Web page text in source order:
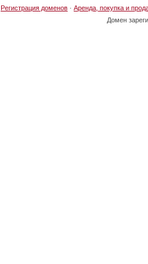
Регистрация доменов · Аренда, покупка и
Домен